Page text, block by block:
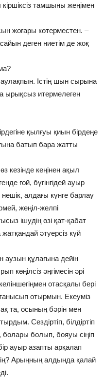
кіршіксіз тамшыны жеңімен
жоғары көтерместен. –
деген ниетім де жоқ
Істің шын сырына
ырықсыз итермелеген
қылғуы қиын бірдеңе
батып бара жатты
кезінде кеңінен ақыл
ғой, бүгінгідей ауыр
алдағы күнге барлау
жеңіл-желпі
ішудің өзі қат-қабат
әтуерсіз күй
аузын құлағына дейін
көңілсіз әңгімесін әрі
отасқалы бері
отырмын. Екеуміз
та, осының бәрін мен
Сездіртіп, білдіртіп
болып, бояуы сіңіп
ауыр азапты арқалап
Арыңның алдында қалай